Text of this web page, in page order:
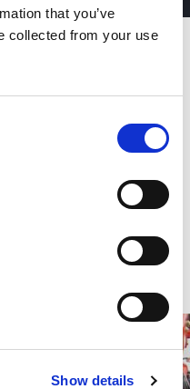
that you’ve
collected from your use
Show details
Roboterzellen.
kleinen ergonomischen
für automatisierte
umfasst
Größen